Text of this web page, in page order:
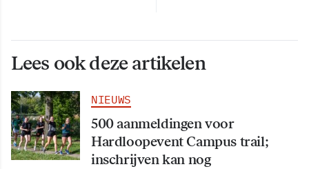
Lees ook deze artikelen
NIEUWS
500 aanmeldingen voor
Hardloopevent Campus trail;
inschrijven kan nog